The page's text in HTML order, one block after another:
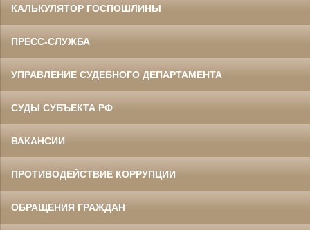
КАЛЬКУЛЯТОР ГОСПОШЛИНЫ
ПРЕСС-СЛУЖБА
УПРАВЛЕНИЕ СУДЕБНОГО ДЕПАРТАМЕНТА
СУДЫ СУБЪЕКТА РФ
ВАКАНСИИ
ПРОТИВОДЕЙСТВИЕ КОРРУПЦИИ
ОБРАЩЕНИЯ ГРАЖДАН